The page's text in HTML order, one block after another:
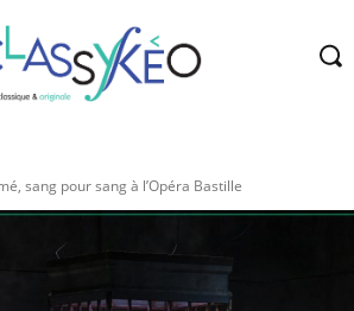
sang pour sang à l’Opéra Bastille